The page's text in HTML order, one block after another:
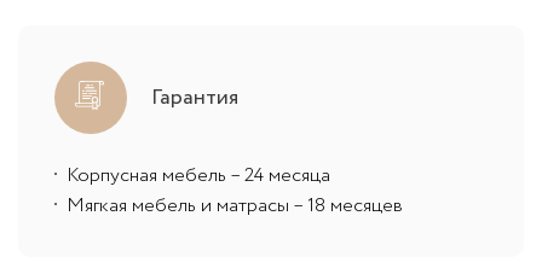
Гарантия
Корпусная мебель – 24 месяца
Мягкая мебель и матрасы – 18 месяцев